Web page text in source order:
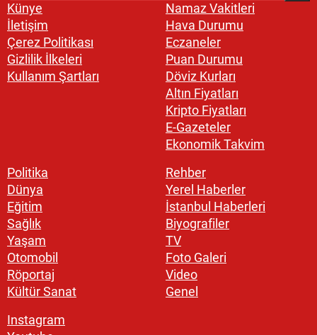
Künye
İletişim
Çerez Politikası
Gizlilik İlkeleri
Kullanım Şartları
Namaz Vakitleri
Hava Durumu
Eczaneler
Puan Durumu
Döviz Kurları
Altın Fiyatları
Kripto Fiyatları
E-Gazeteler
Ekonomik Takvim
Politika
Dünya
Eğitim
Sağlık
Yaşam
Otomobil
Röportaj
Kültür Sanat
Rehber
Yerel Haberler
İstanbul Haberleri
Biyografiler
TV
Foto Galeri
Video
Genel
Instagram